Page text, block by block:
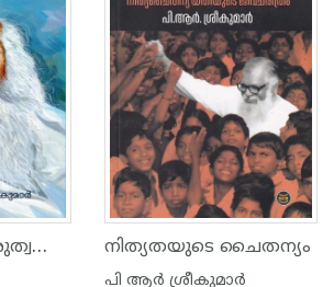
നടരാജഗുരു ഗുരുത്വത്തെ പുനഃപ്രതിഷ്ഠിച്ച ബ്രഹ്‌മജ്ഞാനി നിത്യതയുടെ ചൈതന്യം
പി ആര്‍ ശ്രീകുമാര്‍